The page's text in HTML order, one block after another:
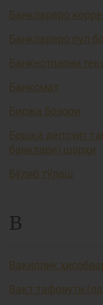
Банклараро
Банклараро пул
Банкнотларни
Банкомат
Биржа бозори
Бошқа депозит
банклари) шарҳи
Бўлиб тўлаш
В
Вакиллик
Вақт тафовути